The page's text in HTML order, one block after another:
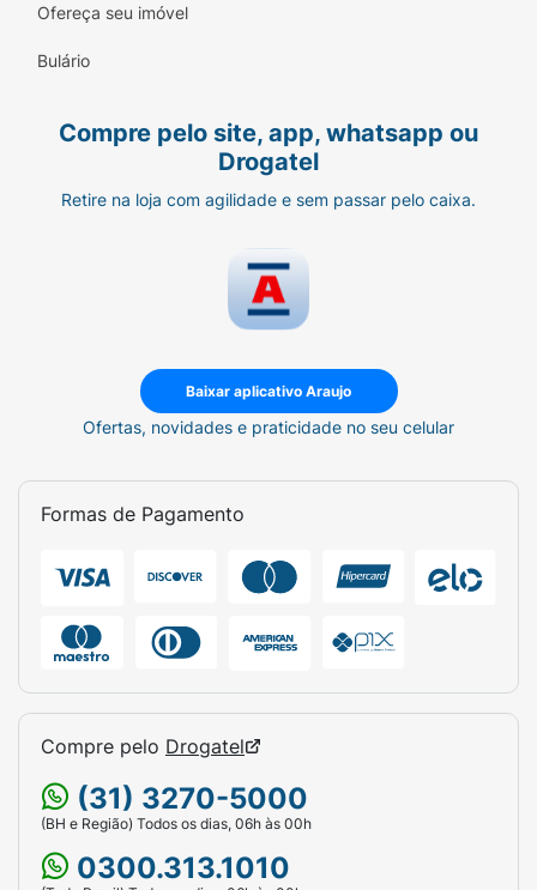
Ofereça seu imóvel
Bulário
Compre pelo site, app, whatsapp ou
Drogatel
Retire na loja com agilidade e sem passar pelo caixa.
Baixar aplicativo Araujo
Ofertas, novidades e praticidade no seu celular
Formas de Pagamento
Compre pelo Drogatel
(31) 3270-5000
(BH e Região) Todos os dias, 06h às 00h
0300.313.1010